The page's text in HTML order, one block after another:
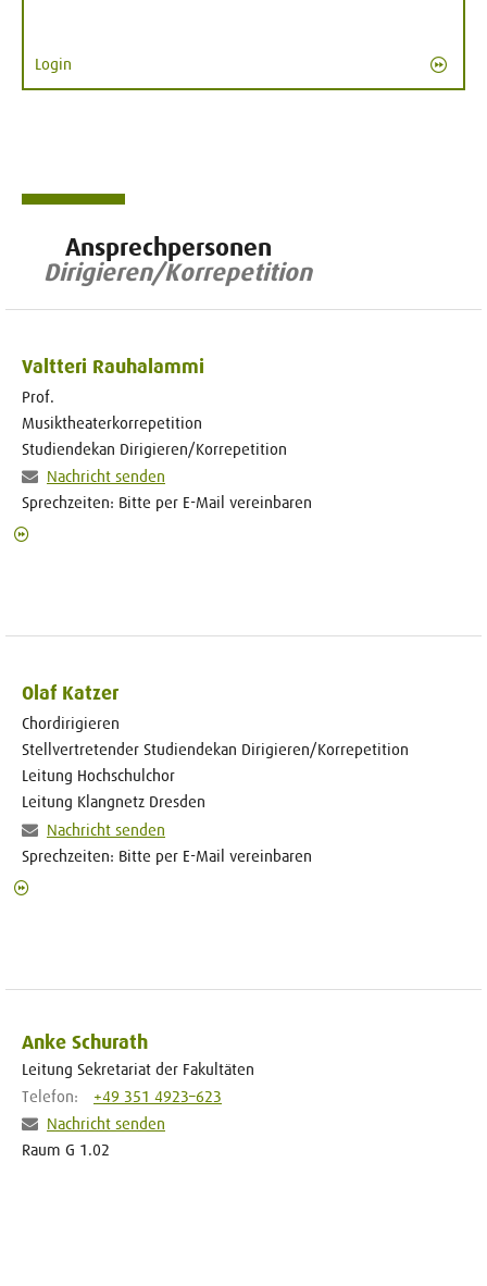
Login
Ansprechpersonen
Dirigieren/Korrepetition
Valtteri Rauhalammi
Prof.
Musiktheaterkorrepetition
Studiendekan Dirigieren/Korrepetition
Nachricht senden
Sprechzeiten: Bitte per E-Mail vereinbaren
Olaf Katzer
Chordirigieren
Stellvertretender Studiendekan Dirigieren/Korrepetition
Leitung Hochschulchor
Leitung Klangnetz Dresden
Nachricht senden
Sprechzeiten: Bitte per E-Mail vereinbaren
Anke Schurath
Leitung Sekretariat der Fakultäten
Telefon:
+49 351 4923–623
Nachricht senden
Raum G 1.02